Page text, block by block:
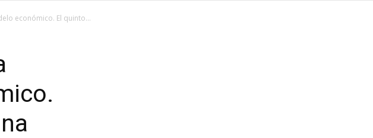
económico. El quinto...